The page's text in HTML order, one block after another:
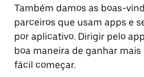
Também damos as boas-
parceiros que usam apps e
por aplicativo. Dirigir pelo
boa maneira de ganhar mais
fácil começar.